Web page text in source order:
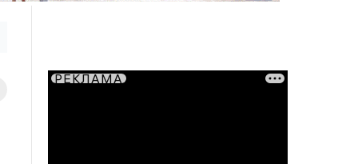
РЕКЛАМА